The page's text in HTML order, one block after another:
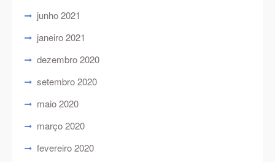
junho 2021
janeiro 2021
dezembro 2020
setembro 2020
maio 2020
março 2020
fevereiro 2020